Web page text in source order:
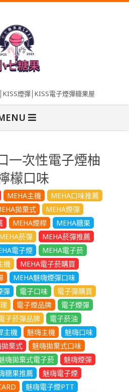
煙彈│KISS電子煙彈糖果屋
一次性電子煙柚
檬口味
MEHA主機
MEHA口味推薦
拋棄式
MEHA煙彈
MEHA煙桿
MEHA糖果
菸彈
MEHA菸彈推薦
電子煙
MEHA電子菸
機
MEHA電子菸購買
MEHA魅嗨煙彈口味
彈 電子口味
電子彈購買
電子煙品牌
電子煙彈
子菸彈品牌
電子菸油
主機 魅嗨主機
魅嗨口味
棄式
魅嗨拋棄式口味
嗨拋棄式電子菸
魅嗨煙彈
糖果推薦
魅嗨電子煙
魅嗨電子煙PTT